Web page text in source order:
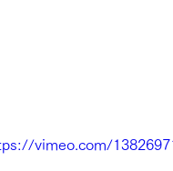
vimeo.com/